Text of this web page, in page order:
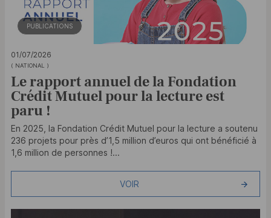
PUBLICATIONS
01/07/2026
( NATIONAL )
Le rapport annuel de la Fondation
Crédit Mutuel pour la lecture est
paru !
En 2025, la Fondation Crédit Mutuel pour la lecture a soutenu
236 projets pour près d’1,5 million d’euros qui ont bénéficié à
1,6 million de personnes !...
VOIR